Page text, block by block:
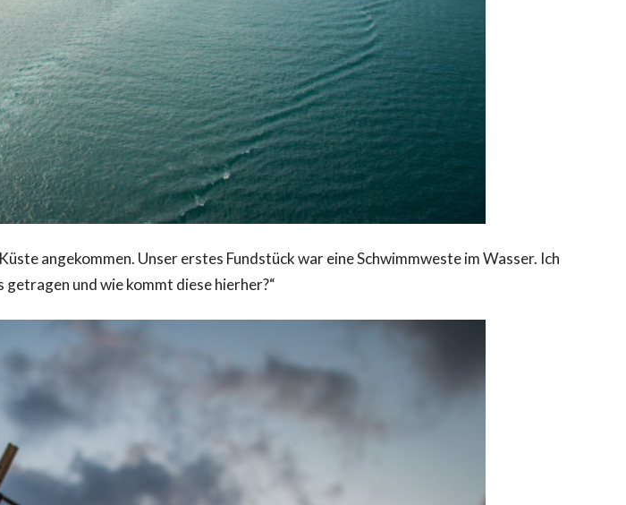
angekommen. Unser erstes Fundstück war eine Schwimmweste im Wasser. Ich
und wie kommt diese hierher?“